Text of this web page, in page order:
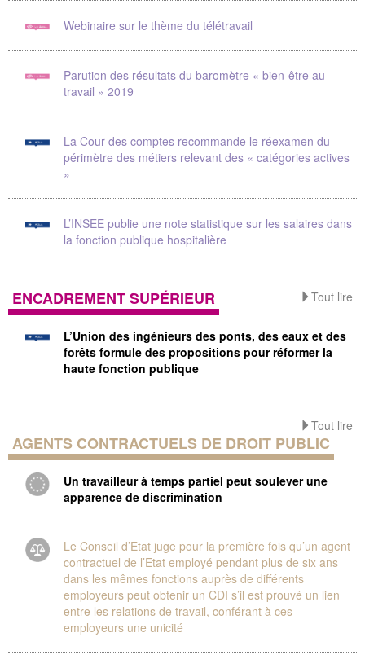
Webinaire sur le thème du télétravail
Parution des résultats du baromètre « bien-être au
travail » 2019
La Cour des comptes recommande le réexamen du
périmètre des métiers relevant des « catégories actives
»
L’INSEE publie une note statistique sur les salaires dans
la fonction publique hospitalière
Tout lire
ENCADREMENT SUPÉRIEUR
L’Union des ingénieurs des ponts, des eaux et des
forêts formule des propositions pour réformer la
haute fonction publique
Tout lire
AGENTS CONTRACTUELS DE DROIT PUBLIC
Un travailleur à temps partiel peut soulever une
apparence de discrimination
Le Conseil d’Etat juge pour la première fois qu’un agent
contractuel de l’Etat employé pendant plus de six ans
dans les mêmes fonctions auprès de différents
employeurs peut obtenir un CDI s’il est prouvé un lien
entre les relations de travail, conférant à ces
employeurs une unicité